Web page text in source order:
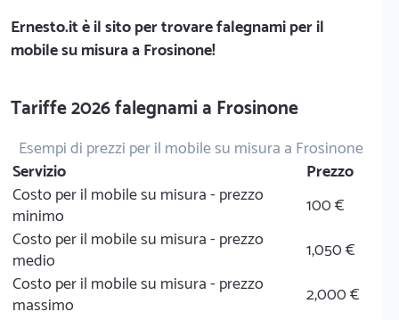
Ernesto.itè il sito per trovare falegnami per il
mobile su misura a Frosinone!
Tariffe 2026 falegnami a Frosinone
Esempi di prezzi per il mobile su misura a Frosinone
Servizio
Prezzo
Costo per il mobile su misura - prezzo
minimo
100 €
Costo per il mobile su misura - prezzo
medio
1,050 €
Costo per il mobile su misura - prezzo
massimo
2,000 €